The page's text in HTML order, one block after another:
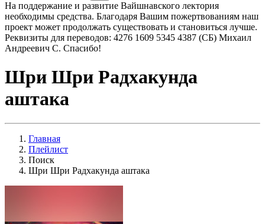
На поддержание и развитие Вайшнавского лектория
необходимы средства. Благодаря Вашим пожертвованиям наш
проект может продолжать существовать и становиться лучше.
Реквизиты для переводов: 4276 1609 5345 4387 (СБ) Михаил
Андреевич С. Спасибо!
Шри Шри Радхакунда
аштака
Главная
Плейлист
Поиск
Шри Шри Радхакунда аштака